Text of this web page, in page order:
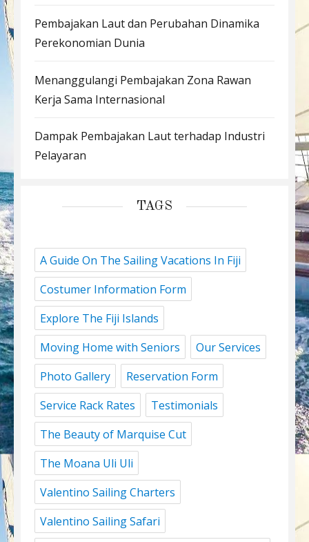
Pembajakan Laut dan Perubahan Dinamika
Perekonomian Dunia
Menanggulangi Pembajakan Zona Rawan
Kerja Sama Internasional
Dampak Pembajakan Laut terhadap Industri
Pelayaran
TAGS
A Guide On The Sailing Vacations In Fiji
Costumer Information Form
Explore The Fiji Islands
Moving Home with Seniors
Our Services
Photo Gallery
Reservation Form
Service Rack Rates
Testimonials
The Beauty of Marquise Cut
The Moana Uli Uli
Valentino Sailing Charters
Valentino Sailing Safari